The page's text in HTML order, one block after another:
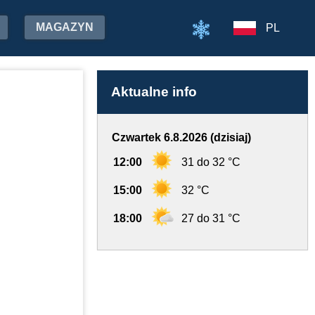
MAGAZYN PL
Aktualne info
Czwartek 6.8.2026 (dzisiaj)
12:00 31 do 32 °C
15:00 32 °C
18:00 27 do 31 °C